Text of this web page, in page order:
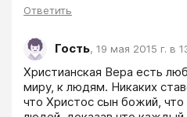
Ответить
Гость, 19 мая 2015 г. в
Христианская Вера есть
миру, к людям. Никаких
что Христос сын божий,